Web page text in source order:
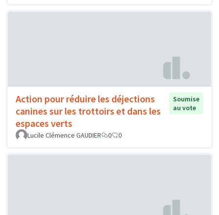
Action pour réduire les déjections
canines sur les trottoirs et dans les
espaces verts
Soumise
au vote
Lucile Clémence GAUDIER 0 0